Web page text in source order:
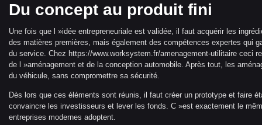
Du concept au produit fini
Une fois que l »idée entrepreneuriale est validée, il faut acquérir les
des matières premières, mais également des compétences expertes qui
du service. Chez https://www.worksystem.fr/amenagement-utilitaire ceci
de l »aménagement et de la conception automobile. Après tout, les
du véhicule, sans compromettre sa sécurité.
Dès lors que ces éléments sont réunis, il faut créer un prototype et faire
convaincre les investisseurs et lever les fonds. C »est exactement le
entreprises modernes adoptent.